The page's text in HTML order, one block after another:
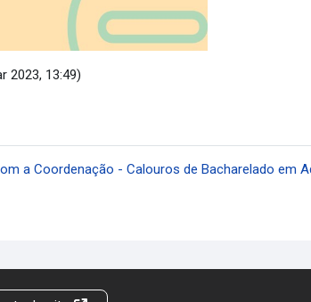
2023, 13:49)
a Coordenação - Calouros de Bacharelado em